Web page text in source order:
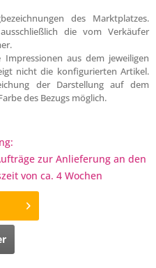
des Marktplatzes.
die vom Verkäufer
aus dem jeweiligen
nicht die konfigurierten Artikel.
der Darstellung auf dem
des Bezugs möglich.
zur Anlieferung an den
von ca. 4 Wochen